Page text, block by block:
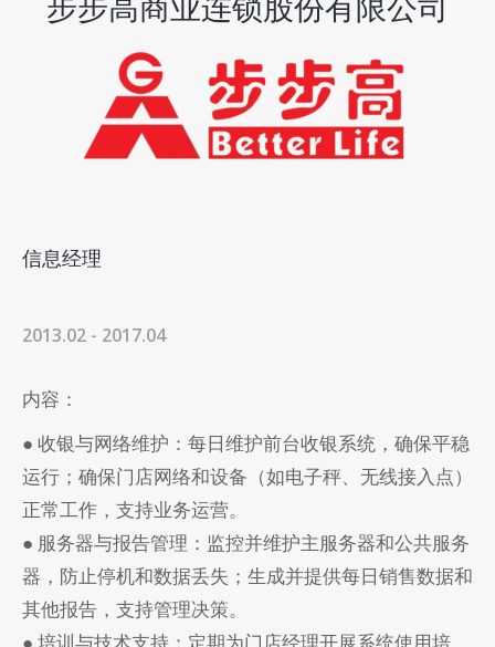
信息经理
2013.02 - 2017.04
内容：
● 收银与网络维护：每日维护前台收银系统，确保平稳
运行；确保门店网络和设备（如电子秤、无线接入点）
正常工作，支持业务运营。
● 服务器与报告管理：监控并维护主服务器和公共服务
器，防止停机和数据丢失；生成并提供每日销售数据和
其他报告，支持管理决策。
● 培训与技术支持：定期为门店经理开展系统使用培